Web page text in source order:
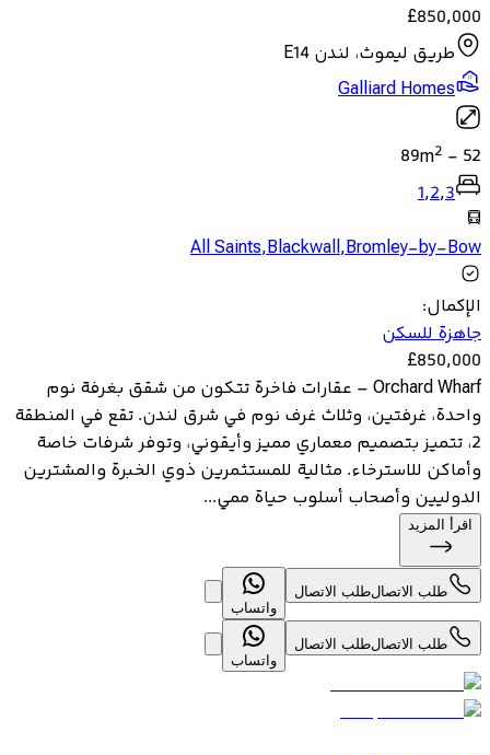
£850,000
طريق ليموث، لندن E14
Galliard Homes
52
-
89m2
1,2,3
All Saints,Blackwall,Bromley-by-Bow
الإكمال:
جاهزة للسكن
£850,000
Orchard Wharf – عقارات فاخرة تتكون من شقق بغرفة نوم
واحدة، غرفتين، وثلاث غرف نوم في شرق لندن. تقع في المنطقة
2، تتميز بتصميم معماري مميز وأيقوني، وتوفر شرفات خاصة
وأماكن للاسترخاء. مثالية للمستثمرين ذوي الخبرة والمشترين
الدوليين وأصحاب أسلوب حياة ممي...
اقرأ المزيد
طلب الاتصالطلب الاتصال
واتساب
طلب الاتصالطلب الاتصال
واتساب